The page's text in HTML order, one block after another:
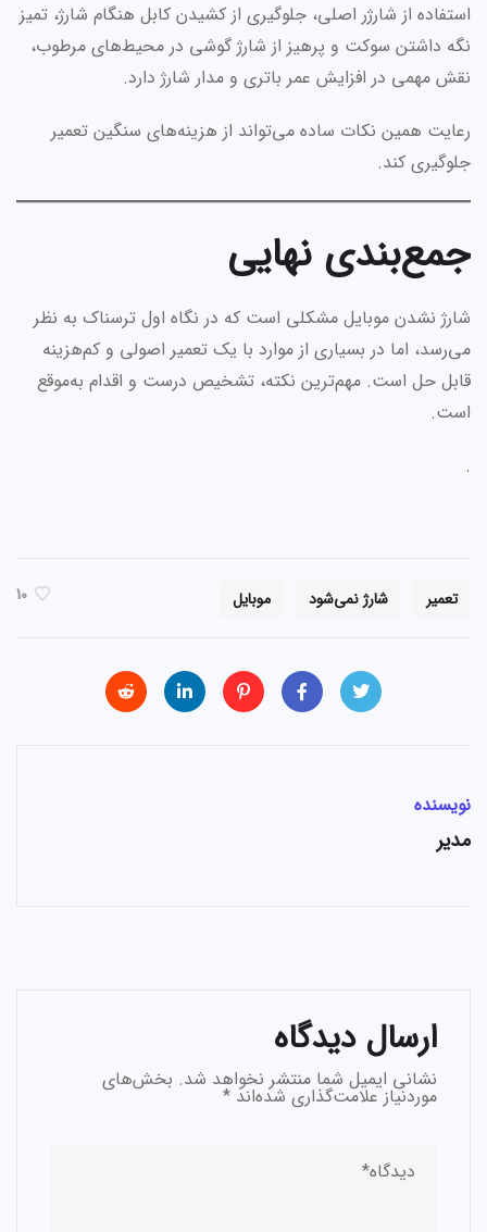
استفاده از شارژر اصلی، جلوگیری از کشیدن کابل هنگام شارژ، تمیز
نگه داشتن سوکت و پرهیز از شارژ گوشی در محیط‌های مرطوب،
نقش مهمی در افزایش عمر باتری و مدار شارژ دارد.
رعایت همین نکات ساده می‌تواند از هزینه‌های سنگین تعمیر
جلوگیری کند.
جمع‌بندی نهایی
شارژ نشدن موبایل مشکلی است که در نگاه اول ترسناک به نظر
می‌رسد، اما در بسیاری از موارد با یک تعمیر اصولی و کم‌هزینه
قابل حل است. مهم‌ترین نکته، تشخیص درست و اقدام به‌موقع
است.
.
تعمیر شارژ نمی‌شود موبایل 10
نویسنده
مدیر
ارسال دیدگاه
نشانی ایمیل شما منتشر نخواهد شد. بخش‌های
موردنیاز علامت‌گذاری شده‌اند *